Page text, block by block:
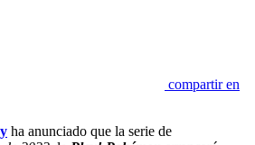
compartir en
ha anunciado que la serie de